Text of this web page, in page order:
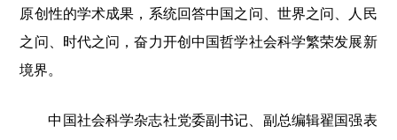
原创性的学术成果，系统回答中国之问、世界之问、人民
之问、时代之问，奋力开创中国哲学社会科学繁荣发展新
境界。
中国社会科学杂志社党委副书记、副总编辑翟国强表